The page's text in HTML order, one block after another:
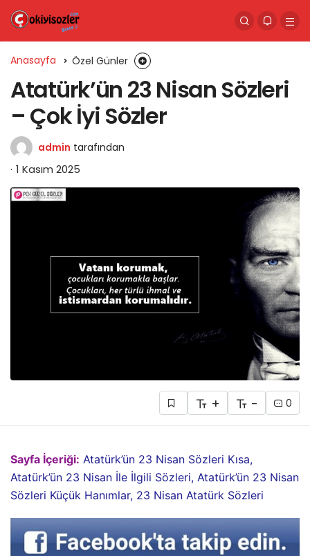
Anasayfa Özel Günler
Atatürk’ün 23 Nisan Sözleri
– Çok İyi Sözler
admin tarafından
1 Kasım 2025
+ - 0
Sayfa İçeriği: Atatürk’ün 23 Nisan Sözleri Kısa,
Atatürk’ün 23 Nisan İle İlgili Sözleri, Atatürk’ün 23 Nisan
Sözleri Küçük Hanımlar, 23 Nisan Atatürk Sözleri